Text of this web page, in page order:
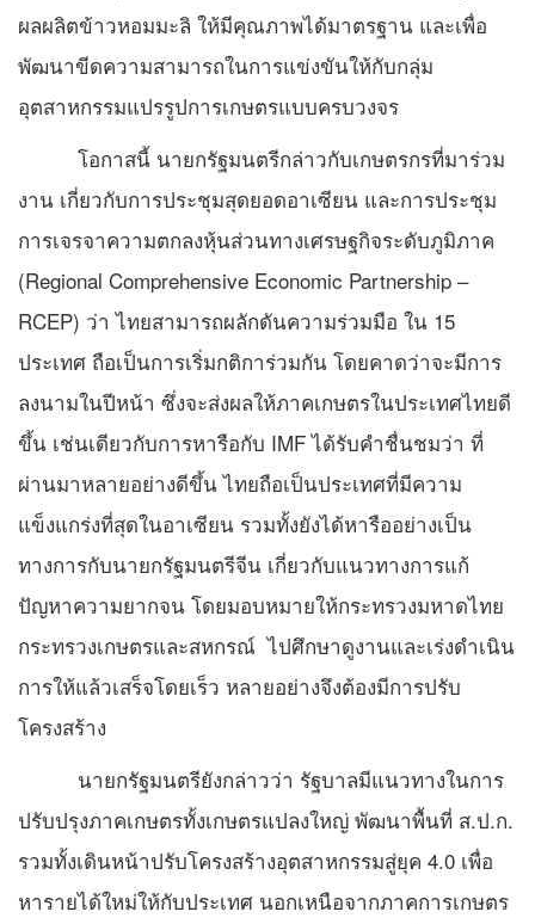
ผลผลิตข้าวหอมมะลิ ให้มีคุณภาพได้มาตรฐาน และเพื่อ
พัฒนาขีดความสามารถในการแข่งขันให้กับกลุ่ม
อุตสาหกรรมแปรรูปการเกษตรแบบครบวงจร
โอกาสนี้ นายกรัฐมนตรีกล่าวกับเกษตรกรที่มาร่วม
งาน เกี่ยวกับการประชุมสุดยอดอาเซียน และการประชุม
การเจรจาความตกลงหุ้นส่วนทางเศรษฐกิจระดับภูมิภาค
(Regional Comprehensive Economic Partnership –
RCEP) ว่า ไทยสามารถผลักดันความร่วมมือ ใน 15
ประเทศ ถือเป็นการเริ่มกติการ่วมกัน โดยคาดว่าจะมีการ
ลงนามในปีหน้า ซึ่งจะส่งผลให้ภาคเกษตรในประเทศไทยดี
ขึ้น เช่นเดียวกับการหารือกับ IMF ได้รับคำชื่นชมว่า ที่
ผ่านมาหลายอย่างดีขึ้น ไทยถือเป็นประเทศที่มีความ
แข็งแกร่งที่สุดในอาเซียน รวมทั้งยังได้หารืออย่างเป็น
ทางการกับนายกรัฐมนตรีจีน เกี่ยวกับแนวทางการแก้
ปัญหาความยากจน โดยมอบหมายให้กระทรวงมหาดไทย
กระทรวงเกษตรและสหกรณ์ ไปศึกษาดูงานและเร่งดำเนิน
การให้แล้วเสร็จโดยเร็ว หลายอย่างจึงต้องมีการปรับ
โครงสร้าง
นายกรัฐมนตรียังกล่าวว่า รัฐบาลมีแนวทางในการ
ปรับปรุงภาคเกษตรทั้งเกษตรแปลงใหญ่ พัฒนาพื้นที่ ส.ป.ก.
รวมทั้งเดินหน้าปรับโครงสร้างอุตสาหกรรมสู่ยุค 4.0 เพื่อ
หารายได้ใหม่ให้กับประเทศ นอกเหนือจากภาคการเกษตร